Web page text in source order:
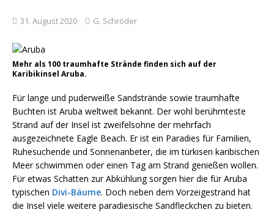
31. August 2020 G. Schröder
Mehr als 100 traumhafte Strände finden sich auf der
Karibikinsel Aruba.
Für lange und puderweiße Sandstrände sowie traumhafte
Buchten ist Aruba weltweit bekannt. Der wohl berühmteste
Strand auf der Insel ist zweifelsohne der mehrfach
ausgezeichnete Eagle Beach. Er ist ein Paradies für Familien,
Ruhesuchende und Sonnenanbeter, die im türkisen karibischen
Meer schwimmen oder einen Tag am Strand genießen wollen.
Für etwas Schatten zur Abkühlung sorgen hier die für Aruba
typischen Divi-Bäume. Doch neben dem Vorzeigestrand hat
die Insel viele weitere paradiesische Sandfleckchen zu bieten.